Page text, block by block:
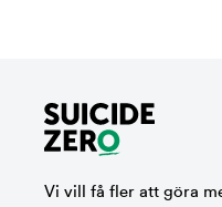
Vi vill få fler att göra